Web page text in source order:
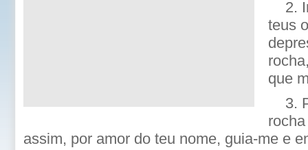
2.
teus
que
3.
assim, por amor do teu nome, guia-me e